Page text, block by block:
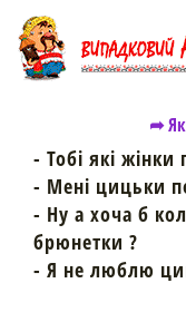
➦
- Тобі які
- Мені цицьки
- Ну а хоча б
брюнетки ?
- Я не люблю